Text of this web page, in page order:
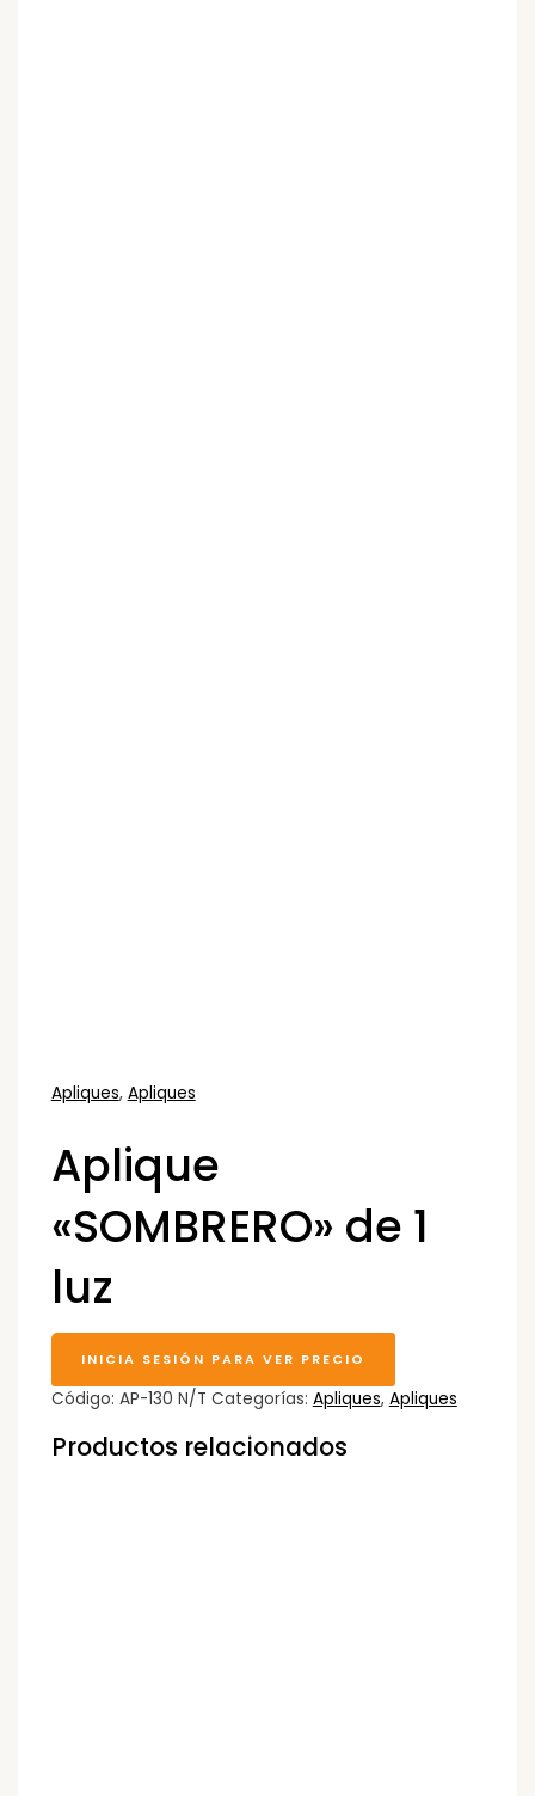
Apliques, Apliques
Aplique
«SOMBRERO» de 1
luz
INICIA SESIÓN PARA VER PRECIO
Código: AP-130 N/T Categorías: Apliques, Apliques
Productos relacionados